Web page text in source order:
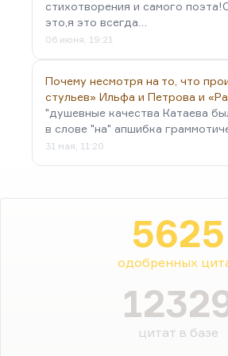
стихотворения и самого
это,я это всегда…
06 июня, 19:21
Почему несмотря на то, что
стульев» Ильфа и Петрова и
"душевные качества Катаева
в слове "на" апшибка
31 мая, 11:20
5625
одобренных
цитат в базе